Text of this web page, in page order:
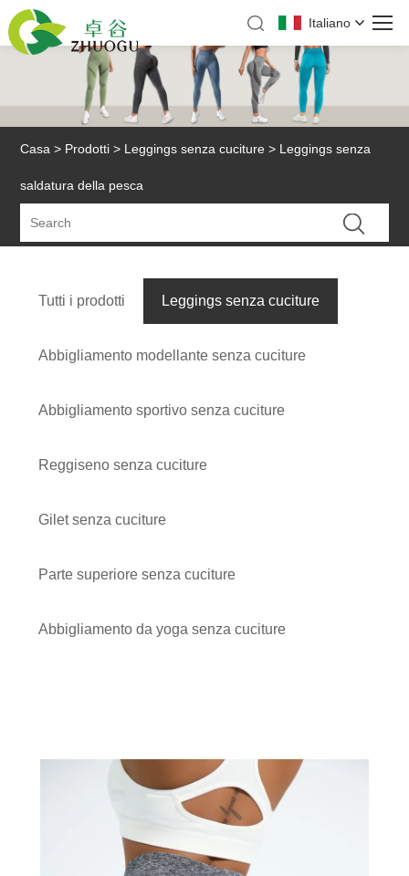
Italiano
Casa > Prodotti > Leggings senza cuciture > Leggings senza
saldatura della pesca
Tutti i prodotti Leggings senza cuciture
Abbigliamento modellante senza cuciture
Abbigliamento sportivo senza cuciture
Reggiseno senza cuciture
Gilet senza cuciture
Parte superiore senza cuciture
Abbigliamento da yoga senza cuciture